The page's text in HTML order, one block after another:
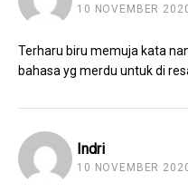
10 NOVEMBER
Terharu biru memuja kata
bahasa yg merdu untuk di
Indri
10 NOVEMBER